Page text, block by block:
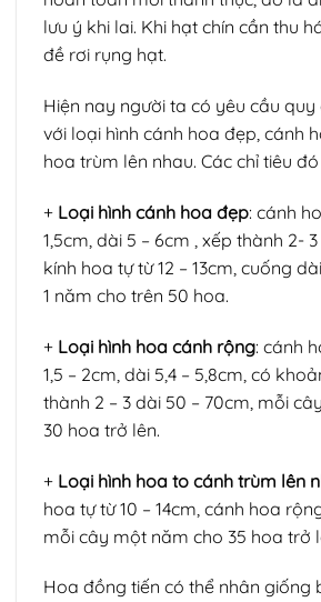
lưu ý khi lai. Khi hạt chín cần thu
đề rơi rụng hạt.
Hiện nay người ta có yêu cầu quy
với loại hình cánh hoa đẹp, cánh
hoa trùm lên nhau. Các chỉ tiêu
+ Loại hình cánh hoa đẹp: cánh
1,5cm, dài 5 – 6cm , xếp thành 2-
kính hoa tự từ 12 – 13cm, cuống
1 năm cho trên 50 hoa.
+ Loại hình hoa cánh rộng: cánh
1,5 – 2cm, dài 5,4 – 5,8cm, có
thành 2 – 3 dài 50 – 70cm, mỗi
30 hoa trở lên.
+ Loại hình hoa to cánh trùm lên
hoa tự từ 10 – 14cm, cánh hoa
mỗi cây một năm cho 35 hoa trở
Hoa đồng tiến có thể nhân giống